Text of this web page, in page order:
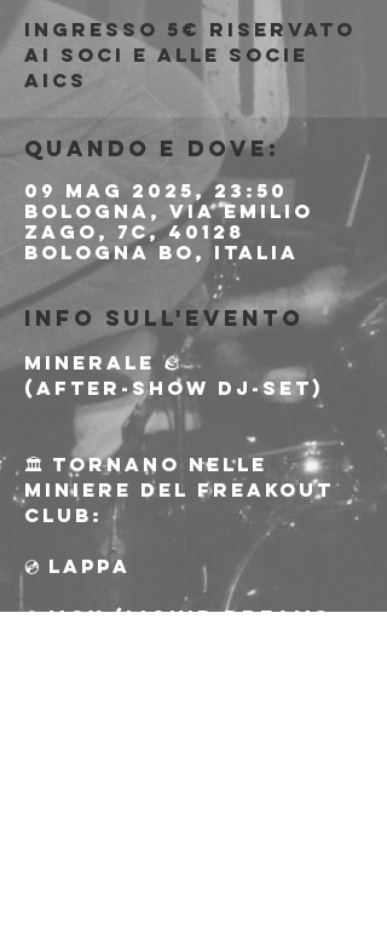
Ingresso 5€ riservato
ai soci e alle socie
AICS
Quando e dove:
09 mag 2025, 23:50
Bologna, Via Emilio
Zago, 7c, 40128
Bologna BO, Italia
Info sull'evento
MINERALE 🪨
(after-show dj-set)
🏛 Tornano nelle
miniere del Freakout
club:
💿 Lappa
💿 Mox (Liquid Dreams